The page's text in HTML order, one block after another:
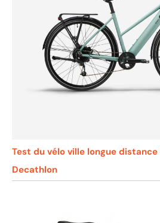
Test du vélo ville longue
Decathlon